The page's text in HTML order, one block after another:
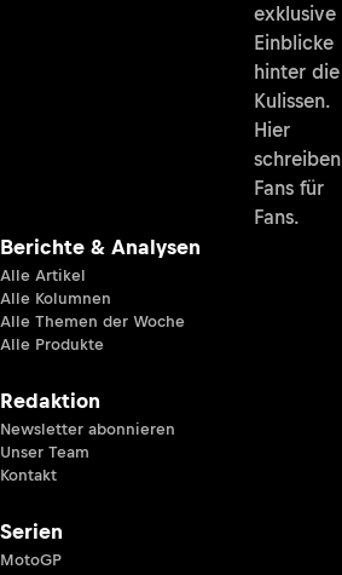
exklusive
Einblicke
hinter die
Kulissen.
Hier
schreiben
Fans für
Fans.
Berichte & Analysen
Alle Artikel
Alle Kolumnen
Alle Themen der Woche
Alle Produkte
Redaktion
Newsletter abonnieren
Unser Team
Kontakt
Serien
MotoGP